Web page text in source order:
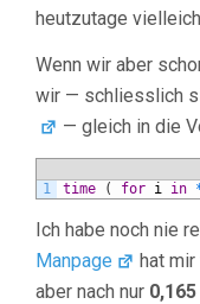
heutzutage
Wenn wir aber
wir — schliesslich
— gleich in die
1
time ( for i in
Ich habe noch nie
Manpage
hat
aber nach nur